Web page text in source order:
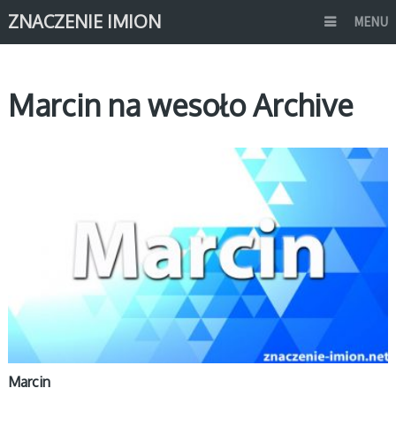
ZNACZENIE IMION MENU
Marcin na wesoło Archive
Marcin